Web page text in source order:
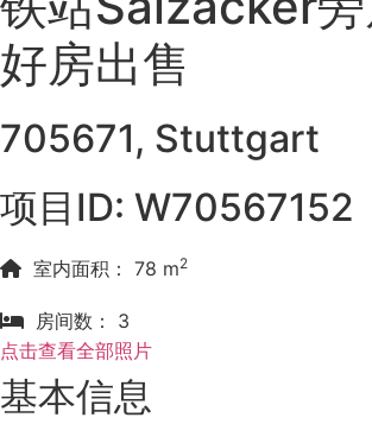
好房出售
705671, Stuttgart
项目ID: W70567152
室内面积： 78 m2
房间数： 3
点击查看全部照片
基本信息